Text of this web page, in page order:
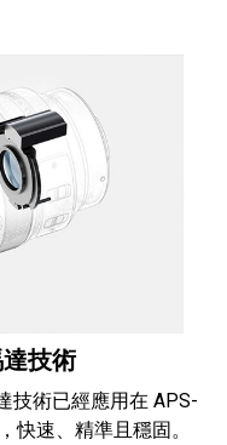
技術
技術已經應用在 APS-
快速、精準且穩固。